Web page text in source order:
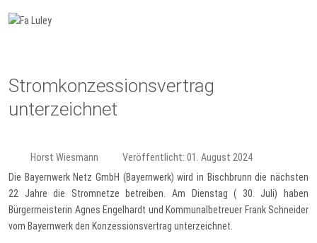
Stromkonzessionsvertrag
unterzeichnet
Horst Wiesmann Veröffentlicht: 01. August 2024
Die Bayernwerk Netz GmbH (Bayernwerk) wird in Bischbrunn die nächsten
22 Jahre die Stromnetze betreiben. Am Dienstag ( 30. Juli) haben
Bürgermeisterin Agnes Engelhardt und Kommunalbetreuer ​Frank Schneider
vom Bayernwerk den Konzessionsvertrag unterzeichnet.